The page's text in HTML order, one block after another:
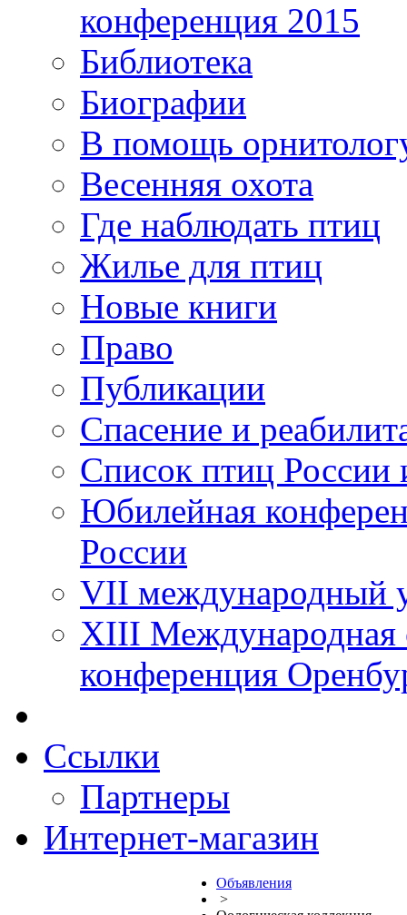
конференция 2015
Библиотека
Биографии
В помощь
Весенняя охота
Где наблюдать птиц
Жилье для птиц
Новые книги
Право
Публикации
Спасение и
Список птиц России
Юбилейная
России
VII международный
XIII Международная
конференция
Ссылки
Партнеры
Интернет-магазин
Объявления
>